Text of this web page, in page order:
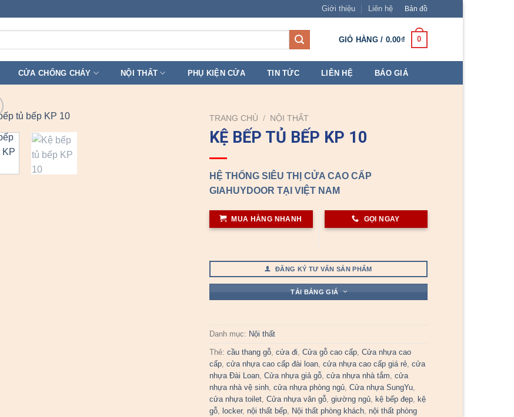
Giới thiệu Liên hệ Bản đồ
GIỎ HÀNG / 0.00₫ 0
CỬA CHỐNG CHÁY NỘI THẤT PHỤ KIỆN CỬA TIN TỨC LIÊN HỆ BÁO GIÁ
TRANG CHỦ / NỘI THẤT
KỆ BẾP TỦ BẾP KP 10
HỆ THỐNG SIÊU THỊ CỬA CAO CẤP
GIAHUYDOOR TẠI VIỆT NAM
MUA HÀNG NHANH GỌI NGAY
ĐĂNG KÝ TƯ VẤN SẢN PHẨM
TẢI BẢNG GIÁ
Danh mục: Nội thất
Thẻ:cầu thang gỗ ,cửa đi ,Cửa gỗ cao cấp ,Cửa nhựa cao
cấp ,cửa nhựa cao cấp đài loan ,cửa nhựa cao cấp giá rẻ ,cửa
nhựa Đài Loan ,Cửa nhựa giả gỗ ,cửa nhựa nhà tắm ,cửa
nhựa nhà vệ sinh ,cửa nhựa phòng ngủ ,Cửa nhựa SungYu
cửa nhựa toilet ,Cửa nhựa vân gỗ ,giường ngủ ,kệ bếp đẹp ,kệ
gỗ ,locker,nội thất bếp Nội thất phòng khách ,nội thất phòng